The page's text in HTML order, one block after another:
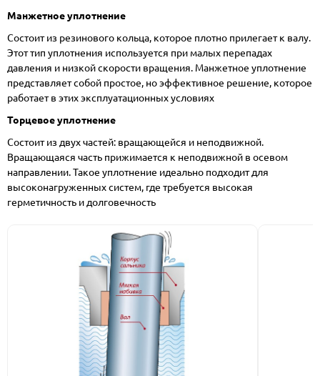
Манжетное уплотнение
Состоит из резинового кольца, которое плотно прилегает к валу.
Этот тип уплотнения используется при малых перепадах
давления и низкой скорости вращения. Манжетное уплотнение
представляет собой простое, но эффективное решение, которое
работает в этих эксплуатационных условиях
Торцевое уплотнение
Состоит из двух частей: вращающейся и неподвижной.
Вращающаяся часть прижимается к неподвижной в осевом
направлении. Такое уплотнение идеально подходит для
высоконагруженных систем, где требуется высокая
герметичность и долговечность